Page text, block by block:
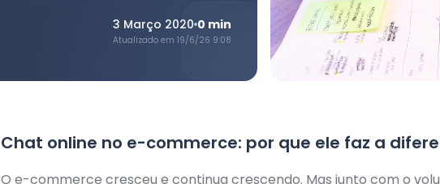
3 Março 2020 0 min
Atualizado em 19/6/26 9:08
Chat online no e-commerce: por que ele faz a
O e-commerce cresceu e continua crescendo. Mas junto com o